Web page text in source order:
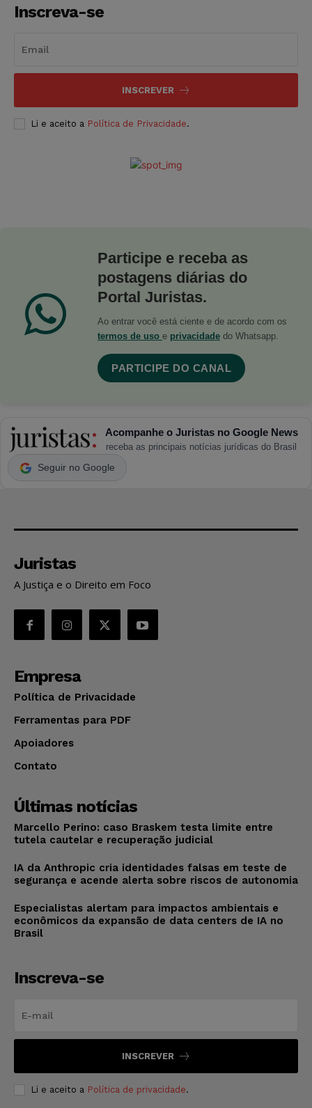
Inscreva-se
INSCREVER
Li e aceito a Política de Privacidade.
Participe e receba as
postagens diárias do
Portal Juristas.
Ao entrar você está ciente e de acordo com os
termos de uso e privacidade do Whatsapp.
PARTICIPE DO CANAL
Acompanhe o Juristas no Google News
receba as principais notícias jurídicas do Brasil
Seguir no Google
Juristas
A Justiça e o Direito em Foco
Empresa
Política de Privacidade
Ferramentas para PDF
Apoiadores
Contato
Últimas notícias
Marcello Perino: caso Braskem testa limite entre
tutela cautelar e recuperação judicial
IA da Anthropic cria identidades falsas em teste de
segurança e acende alerta sobre riscos de autonomia
Especialistas alertam para impactos ambientais e
econômicos da expansão de data centers de IA no
Brasil
Inscreva-se
INSCREVER
Li e aceito a Política de privacidade.